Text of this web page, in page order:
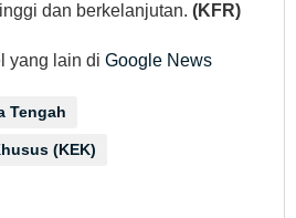
dan berkelanjutan. (KFR)
yang lain di Google News
Tengah
(KEK)